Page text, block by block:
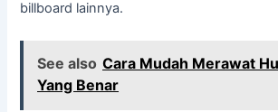
billboard lainnya.
See also Cara Mudah Merawat
Yang Benar